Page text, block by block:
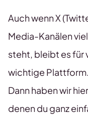
Auch wenn X
Media-Kanälen
steht, bleibt es für
wichtige
Dann haben wir
denen du ganz